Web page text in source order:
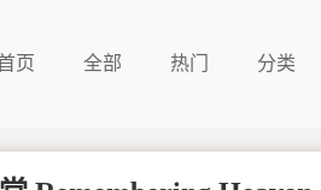
页 全部 热门 分类